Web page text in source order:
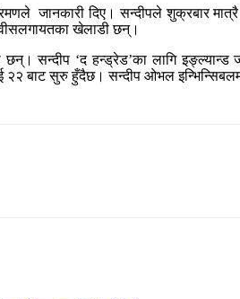
जानकारी दिए। सन्दीपले शुक्रबार
खेलाडी छन्।
सन्दीप ‘द हन्ड्रेड’का लागि इङ्ल्यान्ड
२२ बाट सुरु हुँदैछ। सन्दीप ओभल